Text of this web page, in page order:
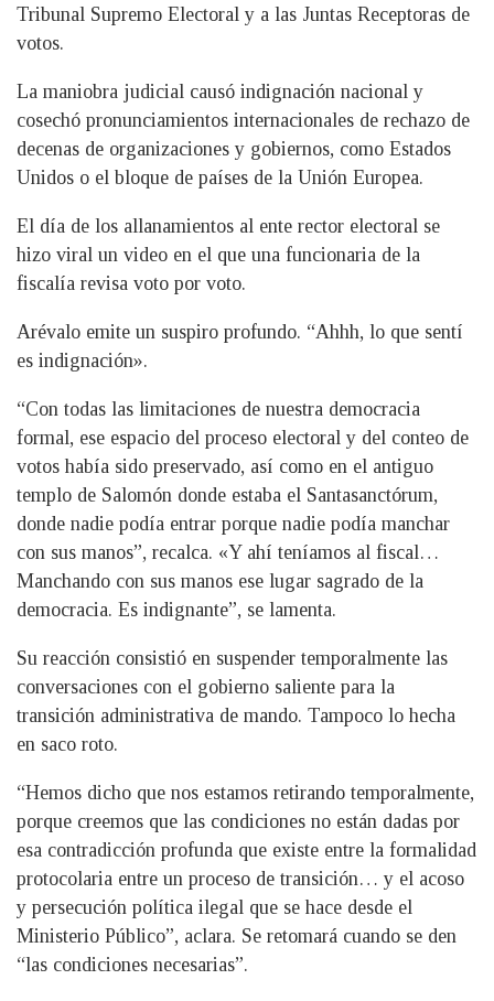
Tribunal Supremo Electoral y a las Juntas Receptoras de
votos.
La maniobra judicial causó indignación nacional y
cosechó pronunciamientos internacionales de rechazo de
decenas de organizaciones y gobiernos, como Estados
Unidos o el bloque de países de la Unión Europea.
El día de los allanamientos al ente rector electoral se
hizo viral un video en el que una funcionaria de la
fiscalía revisa voto por voto.
Arévalo emite un suspiro profundo. “Ahhh, lo que sentí
es indignación».
“Con todas las limitaciones de nuestra democracia
formal, ese espacio del proceso electoral y del conteo de
votos había sido preservado, así como en el antiguo
templo de Salomón donde estaba el Santasanctórum,
donde nadie podía entrar porque nadie podía manchar
con sus manos”, recalca. «Y ahí teníamos al fiscal…
Manchando con sus manos ese lugar sagrado de la
democracia. Es indignante”, se lamenta.
Su reacción consistió en suspender temporalmente las
conversaciones con el gobierno saliente para la
transición administrativa de mando. Tampoco lo hecha
en saco roto.
“Hemos dicho que nos estamos retirando temporalmente,
porque creemos que las condiciones no están dadas por
esa contradicción profunda que existe entre la formalidad
protocolaria entre un proceso de transición… y el acoso
y persecución política ilegal que se hace desde el
Ministerio Público”, aclara. Se retomará cuando se den
“las condiciones necesarias”.